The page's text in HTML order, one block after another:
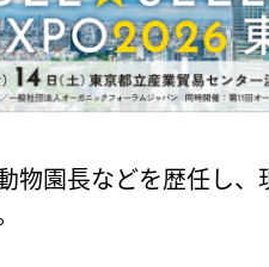
物園長などを歴任し、